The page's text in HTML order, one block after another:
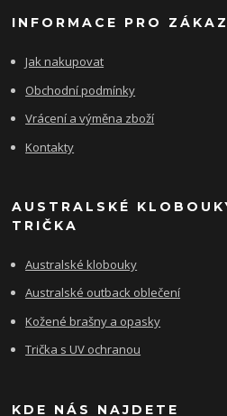
INFORMACE PRO
Jak nakupovat
Obchodní podmínky
Vrácení a výměna zboží
Kontakty
AUSTRALSKÉ
TRIČKA
Australské klobouky
Australské outback oblečení
Kožené brašny a opasky
Trička s UV ochranou
KDE NÁS NAJDETE